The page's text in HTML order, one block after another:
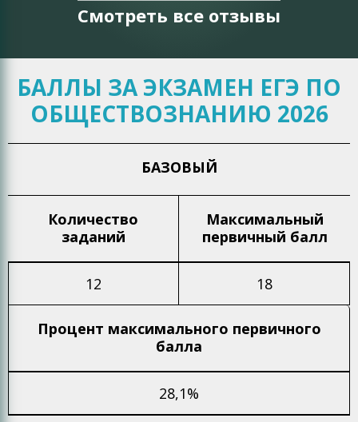
Смотреть все отзывы
БАЛЛЫ ЗА ЭКЗАМЕН ЕГЭ ПО
ОБЩЕСТВОЗНАНИЮ 2026
БАЗОВЫЙ
Количество
заданий
Максимальный
первичный балл
12 18
Процент максимального первичного
балла
28,1%